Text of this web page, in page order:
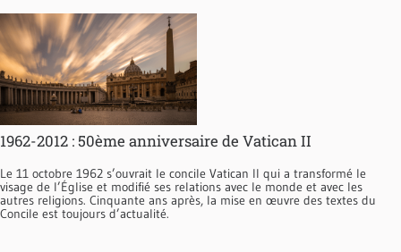
1962-2012 : 50ème anniversaire de Vatican II
Le 11 octobre 1962 s’ouvrait le concile Vatican II qui a transformé le
visage de l’Église et modifié ses relations avec le monde et avec les
autres religions. Cinquante ans après, la mise en œuvre des textes du
Concile est toujours d’actualité.